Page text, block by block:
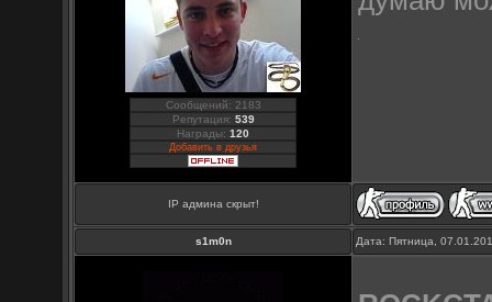
Сообщений: 2183
Репутация: 539
Награды:120
Добавить в друзья
IP админа скрыт!
s1m0n Дата: Пятница,